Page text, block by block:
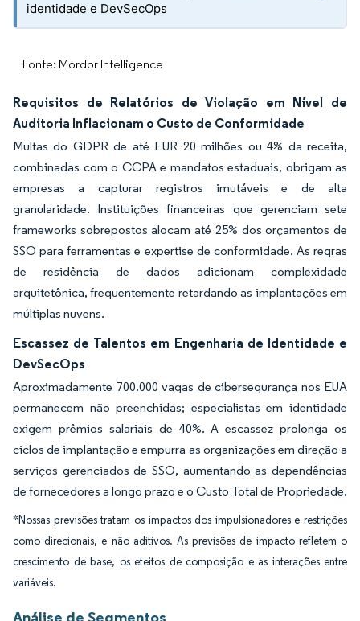
identidade e DevSecOps
Fonte: Mordor Intelligence
Requisitos de Relatórios de Violação em Nível de
Auditoria Inflacionam o Custo de Conformidade
Multas do GDPR de até EUR 20 milhões ou 4% da receita,
combinadas com o CCPA e mandatos estaduais, obrigam as
empresas a capturar registros imutáveis e de alta
granularidade. Instituições financeiras que gerenciam sete
frameworks sobrepostos alocam até 25% dos orçamentos de
SSO para ferramentas e expertise de conformidade. As regras
de residência de dados adicionam complexidade
arquitetônica, frequentemente retardando as implantações em
múltiplas nuvens.
Escassez de Talentos em Engenharia de Identidade e
DevSecOps
Aproximadamente 700.000 vagas de cibersegurança nos EUA
permanecem não preenchidas; especialistas em identidade
exigem prêmios salariais de 40%. A escassez prolonga os
ciclos de implantação e empurra as organizações em direção a
serviços gerenciados de SSO, aumentando as dependências
de fornecedores a longo prazo e o Custo Total de Propriedade.
*Nossas previsões tratam os impactos dos impulsionadores e restrições
como direcionais, e não aditivos. As previsões de impacto refletem o
crescimento de base, os efeitos de composição e as interações entre
variáveis.
Análise de Segmentos